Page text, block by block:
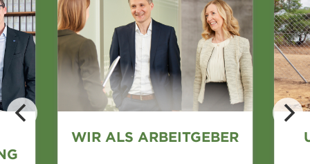
WIR ALS ARBEITGEBER